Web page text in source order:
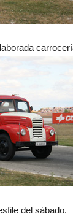
del sábado.